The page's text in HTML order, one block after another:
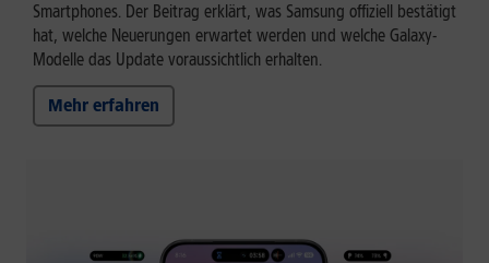
Smartphones. Der Beitrag erklärt, was Samsung offiziell bestätigt
hat, welche Neuerungen erwartet werden und welche Galaxy-
Modelle das Update voraussichtlich erhalten.
Mehr erfahren